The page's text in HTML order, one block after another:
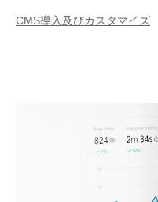
CMS導入及びカスタマイズ